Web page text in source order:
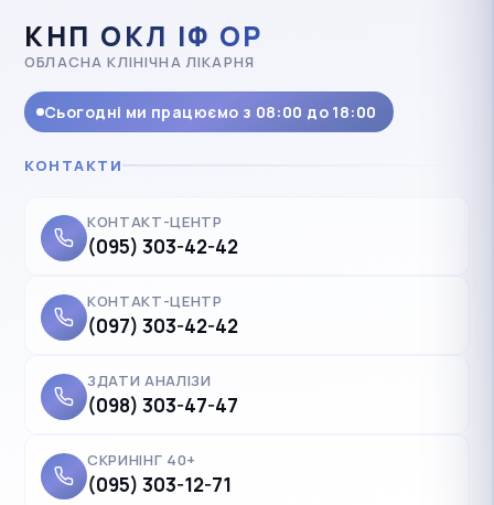
КНП ОКЛ ІФ ОР
ОБЛАСНА КЛІНІЧНА ЛІКАРНЯ
Сьогодні ми працюємо з 08:00 до 18:00
КОНТАКТИ
КОНТАКТ-ЦЕНТР
(095) 303-42-42
КОНТАКТ-ЦЕНТР
(097) 303-42-42
ЗДАТИ АНАЛІЗИ
(098) 303-47-47
СКРИНІНГ 40+
(095) 303-12-71